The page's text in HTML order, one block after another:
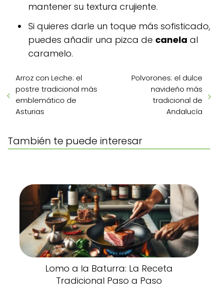
mantener su textura crujiente.
Si quieres darle un toque más sofisticado,
puedes añadir una pizca de canela al
caramelo.
Arroz con Leche: el
postre tradicional más
emblemático de
Asturias
Polvorones: el dulce
navideño más
tradicional de
Andalucía
También te puede interesar
Lomo a la Baturra: La Receta
Tradicional Paso a Paso